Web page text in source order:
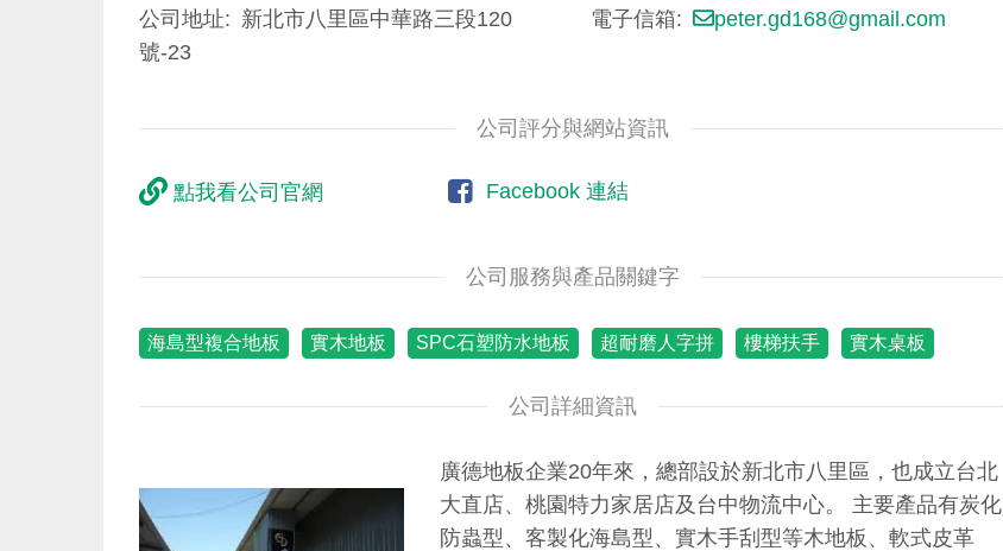
公司地址
新北市八里區中華路三段120
號-23
電子信箱
peter.gd168@gmail.com
公司評分與網站資訊
點我看公司官網 Facebook 連結
公司服務與產品關鍵字
海島型複合地板 實木地板 SPC石塑防水地板 超耐磨人字拼 樓梯扶手 實木桌板
公司詳細資訊
廣德地板企業20年來，總部設於新北市八里區，也成立台北
大直店、桃園特力家居店及台中物流中心。 主要產品有炭化
防蟲型、客製化海島型、實木手刮型等木地板、軟式皮革